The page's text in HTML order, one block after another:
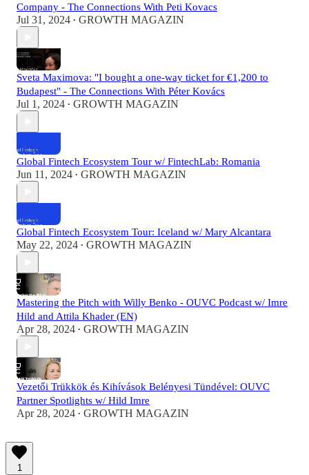
Company - The Connections With Peti Kovacs
Jul 31, 2024 • GROWTH MAGAZIN
Sveta Maximova: "I bought a one-way ticket for €1,200 to
Budapest" - The Connections With Péter Kovács
Jul 1, 2024 • GROWTH MAGAZIN
Global Fintech Ecosystem Tour w/ FintechLab: Romania
Jun 11, 2024 • GROWTH MAGAZIN
Global Fintech Ecosystem Tour: Iceland w/ Mary Alcantara
May 22, 2024 • GROWTH MAGAZIN
Mastering the Pitch with Willy Benko - OUVC Podcast w/ Imre
Hild and Attila Khader (EN)
Apr 28, 2024 • GROWTH MAGAZIN
Vezetői Trükkök és Kihívások Belényesi Tündével: OUVC
Partner Spotlights w/ Hild Imre
Apr 28, 2024 • GROWTH MAGAZIN
1